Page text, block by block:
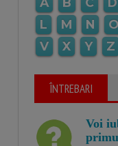
L
M N O
V
X Y Z
ÎNTREBARI
Voi